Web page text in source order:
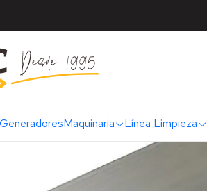
GeneradoresMaquinaria Línea Limpieza